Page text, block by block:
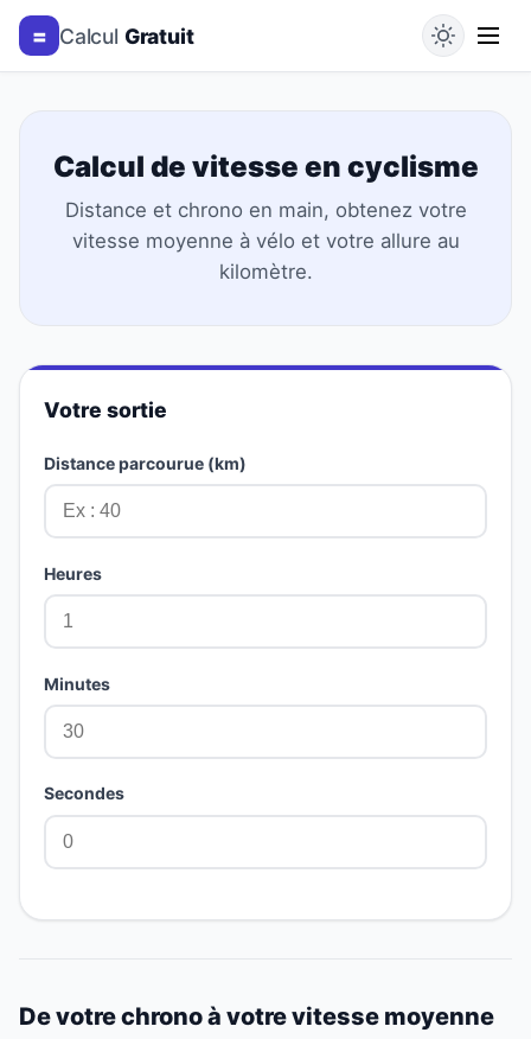
= Calcul Gratuit
Calcul de vitesse en cyclisme
Distance et chrono en main, obtenez votre
vitesse moyenne à vélo et votre allure au
kilomètre.
Votre sortie
Distance parcourue (km)
Heures
Minutes
Secondes
De votre chrono à votre vitesse moyenne